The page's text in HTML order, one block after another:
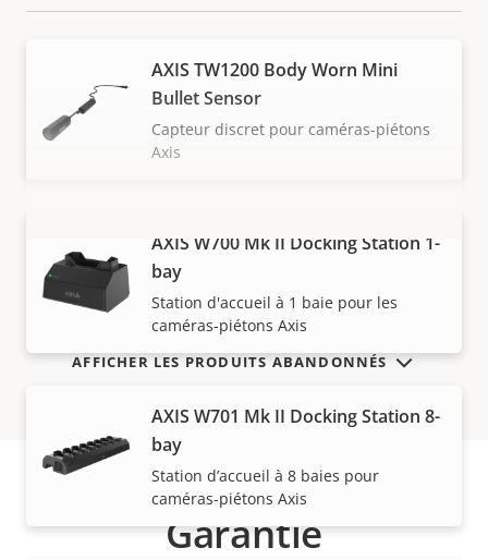
VOIR PLUS
AXIS TW1200 Body Worn Mini
Bullet Sensor
Capteur discret pour caméras-piétons
Axis
AXIS W700 Mk II Docking Station 1-
bay
Station d'accueil à 1 baie pour les
caméras-piétons Axis
AXIS W701 Mk II Docking Station 8-
bay
Station d’accueil à 8 baies pour
caméras-piétons Axis
AFFICHER LES PRODUITS ABANDONNÉS
Garantie